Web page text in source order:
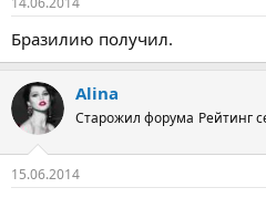
Бразилию получил.
Alina
Старожил форума Рейтинг
15.06.2014